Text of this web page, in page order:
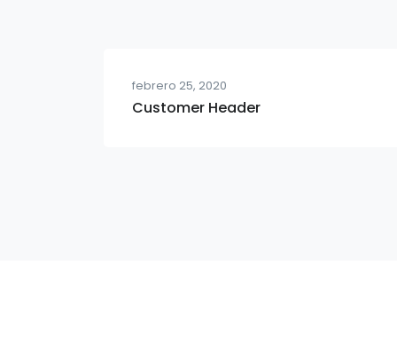
febrero 25, 2020
Customer Header